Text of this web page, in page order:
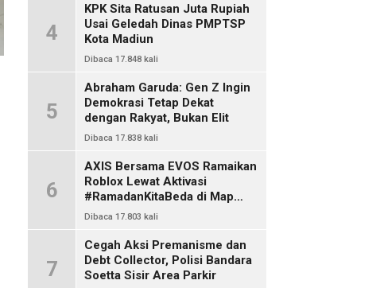
4
KPK Sita Ratusan Juta Rupiah
Usai Geledah Dinas PMPTSP
Kota Madiun
Dibaca 17.848 kali
5
Abraham Garuda: Gen Z Ingin
Demokrasi Tetap Dekat
dengan Rakyat, Bukan Elit
Dibaca 17.838 kali
6
AXIS Bersama EVOS Ramaikan
Roblox Lewat Aktivasi
#RamadanKitaBeda di Map
Indo Chat
Dibaca 17.803 kali
7
Cegah Aksi Premanisme dan
Debt Collector, Polisi Bandara
Soetta Sisir Area Parkir